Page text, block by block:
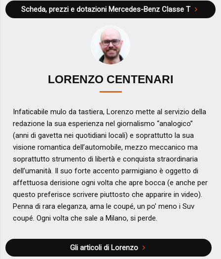
Scheda, prezzi e dotazioni Mercedes-Benz Classe T
LORENZO CENTENARI
Infaticabile mulo da tastiera, Lorenzo mette al servizio della
redazione la sua esperienza nel giornalismo “analogico”
(anni di gavetta nei quotidiani locali) e soprattutto la sua
visione romantica dell’automobile, mezzo meccanico ma
soprattutto strumento di libertà e conquista straordinaria
dell’umanità. Il suo forte accento parmigiano è oggetto di
affettuosa derisione ogni volta che apre bocca (e anche per
questo preferisce scrivere piuttosto che apparire in video).
Penna di rara eleganza, ama le coupé, un po’ meno i Suv
coupé. Ogni volta che sale a Milano, si perde.
Gli articoli di Lorenzo